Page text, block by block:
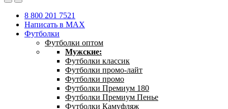
8 800 201 7521
Написать в MAX
Футболки
Футболки оптом
Мужские:
Футболки классик
Футболки промо-лайт
Футболки промо
Футболки Премиум 180
Футболки Премиум Пенье
Футболки Камуфляж